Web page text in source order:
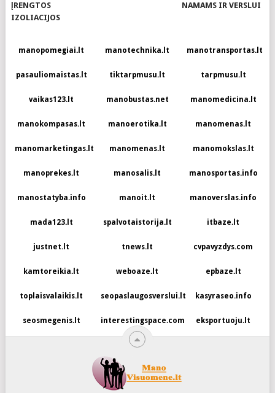
ĮRENGTOS
IZOLIACIJOS
NAMAMS IR VERSLUI
manopomegiai.lt manotechnika.lt manotransportas.lt
pasauliomaistas.lt tiktarpmusu.lt tarpmusu.lt
vaikas123.lt manobustas.net manomedicina.lt
manokompasas.lt manoerotika.lt manomenas.lt
manomarketingas.lt manomenas.lt manomokslas.lt
manoprekes.lt manosalis.lt manosportas.info
manostatyba.info manoit.lt manoverslas.info
mada123.lt spalvotaistorija.lt itbaze.lt
justnet.lt tnews.lt cvpavyzdys.com
kamtoreikia.lt weboaze.lt epbaze.lt
toplaisvalaikis.lt seopaslaugosverslui.lt kasyraseo.info
seosmegenis.lt interestingspace.com eksportuoju.lt